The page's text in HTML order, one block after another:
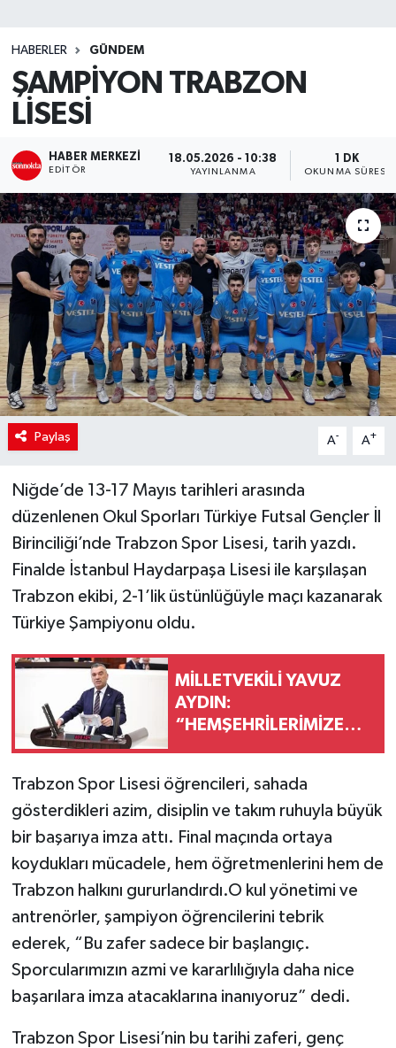
HABERLER GÜNDEM
ŞAMPİYON TRABZON
LİSESİ
HABER MERKEZI
EDITÖR
18.05.2026 - 10:38
YAYINLANMA
1 DK
OKUNMA SÜRESI
Paylaş A- A+
Niğde’de 13-17 Mayıs tarihleri arasında
düzenlenen Okul Sporları Türkiye Futsal Gençler İl
Birinciliği’nde Trabzon Spor Lisesi, tarih yazdı.
Finalde İstanbul Haydarpaşa Lisesi ile karşılaşan
Trabzon ekibi, 2-1’lik üstünlüğüyle maçı kazanarak
Türkiye Şampiyonu oldu.
MİLLETVEKİLİ YAVUZ
AYDIN:
“HEMŞEHRİLERİMİZE
Trabzon Spor Lisesi öğrencileri, sahada
gösterdikleri azim, disiplin ve takım ruhuyla büyük
bir başarıya imza attı. Final maçında ortaya
koydukları mücadele, hem öğretmenlerini hem de
Trabzon halkını gururlandırdı.O kul yönetimi ve
antrenörler, şampiyon öğrencilerini tebrik
ederek, “Bu zafer sadece bir başlangıç.
Sporcularımızın azmi ve kararlılığıyla daha nice
başarılara imza atacaklarına inanıyoruz” dedi.
Trabzon Spor Lisesi’nin bu tarihi zaferi, genç
Teknoloji
TRABZON
TRABZONSPOR
Yaşam